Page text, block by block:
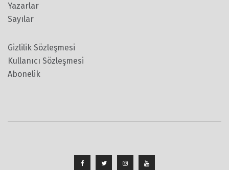
Yazarlar
Sayılar
Gizlilik Sözleşmesi
Kullanıcı Sözleşmesi
Abonelik